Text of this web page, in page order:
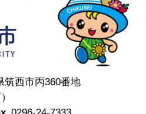
筑西市
筑西市丙360番地